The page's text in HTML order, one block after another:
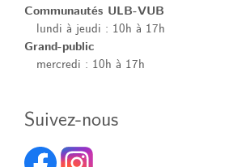
Communautés ULB-VUB
lundi à jeudi : 10h à 17h
Grand-public
mercredi : 10h à 17h
Suivez-nous